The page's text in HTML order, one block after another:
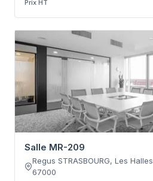
Prix HT
Salle MR-209
Regus STRASBOURG, Les Halles
67000